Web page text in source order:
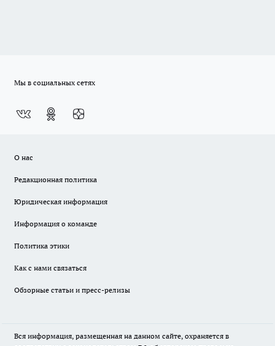
Мы в социальных сетях
О нас
Редакционная политика
Юридическая информация
Информация о команде
Политика этики
Как с нами связаться
Обзорные статьи и пресс-релизы
Вся информация, размещенная на данном сайте, охраняется в